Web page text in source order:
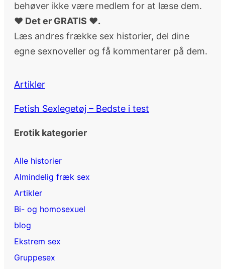
behøver ikke være medlem for at læse dem.
♥ Det er GRATIS ♥.
Læs andres frække sex historier, del dine
egne sexnoveller og få kommentarer på dem.
Artikler
Fetish Sexlegetøj – Bedste i test
Erotik kategorier
Alle historier
Almindelig fræk sex
Artikler
Bi- og homosexuel
blog
Ekstrem sex
Gruppesex